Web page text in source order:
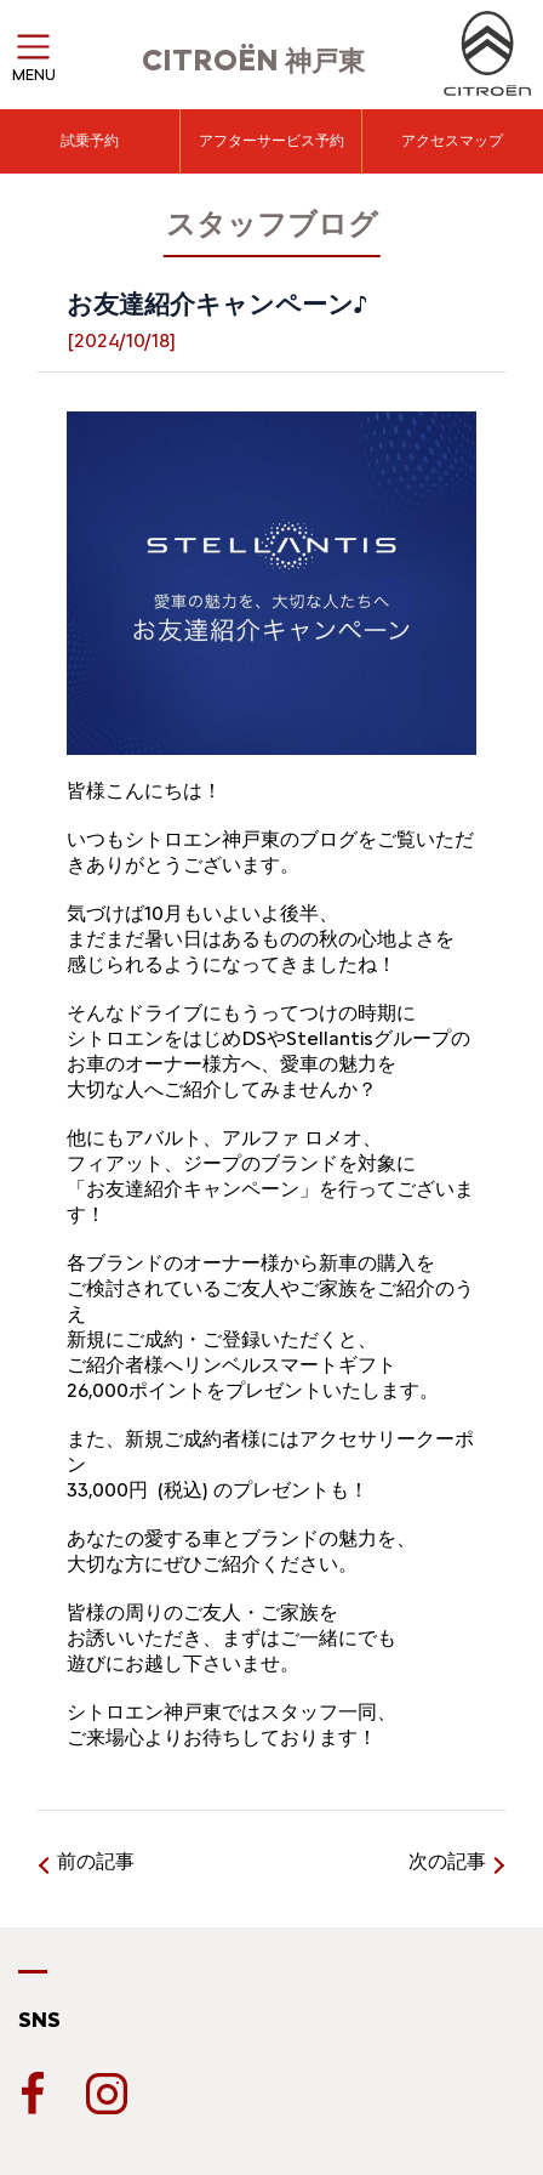
CITROËN神戸東
MENU
試乗予約 アフターサービス予約 アクセスマップ
スタッフブログ
お友達紹介キャンペーン♪
[2024/10/18]
皆様こんにちは！
いつもシトロエン神戸東のブログをご覧いただ
きありがとうございます。
気づけば10月もいよいよ後半、
まだまだ暑い日はあるものの秋の心地よさを
感じられるようになってきましたね！
そんなドライブにもうってつけの時期に
シトロエンをはじめDSやStellantisグループの
お車のオーナー様方へ、愛車の魅力を
大切な人へご紹介してみませんか？
他にもアバルト、アルファ ロメオ、
フィアット、ジープのブランドを対象に
「お友達紹介キャンペーン」を行ってございま
す！
各ブランドのオーナー様から新車の購入を
ご検討されているご友人やご家族をご紹介のう
え
新規にご成約・ご登録いただくと、
ご紹介者様へリンベルスマートギフト
26,000ポイントをプレゼントいたします。
また、新規ご成約者様にはアクセサリークーポ
ン
33,000円 (税込) のプレゼントも！
あなたの愛する車とブランドの魅力を、
大切な方にぜひご紹介ください。
皆様の周りのご友人・ご家族を
お誘いいただき、まずはご一緒にでも
遊びにお越し下さいませ。
シトロエン神戸東ではスタッフ一同、
ご来場心よりお待ちしております！
前の記事 次の記事
SNS